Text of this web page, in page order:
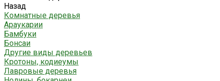
Назад
Комнатные деревья
Араукарии
Бамбуки
Бонсаи
Другие виды деревьев
Кротоны, кодиеумы
Лавровые деревья